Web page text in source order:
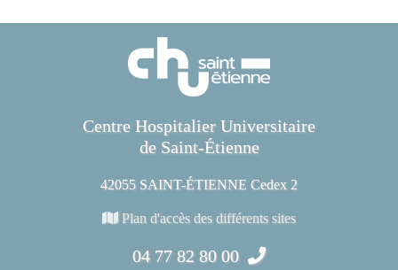
Centre Hospitalier Universitaire
de Saint-Étienne
42055 SAINT-ÉTIENNE Cedex 2
Plan d'accès des différents sites
04 77 82 80 00